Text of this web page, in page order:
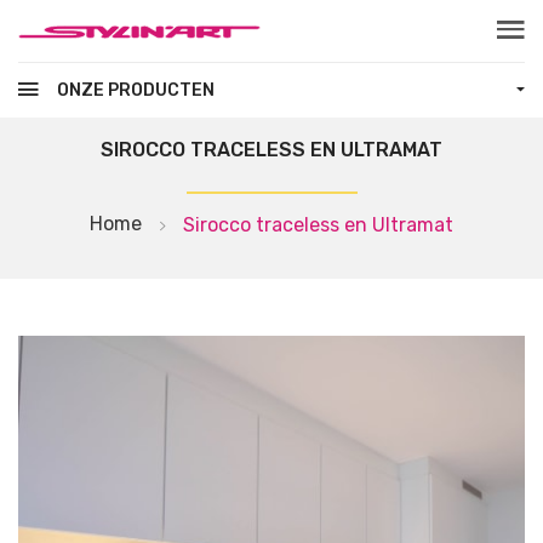
ONZE PRODUCTEN
SIROCCO TRACELESS EN ULTRAMAT
Home Sirocco traceless en Ultramat